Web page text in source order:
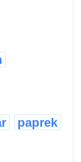
paprek